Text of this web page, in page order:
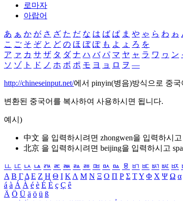
로마자
아랍어
あ ぁ か が さ ざ た だ な は ば ぱ ま や ゃ ら わ ゎ
こ ご そ ぞ と ど の ほ ぼ ぽ も よ ょ ろ を
ア ァ カ サ ザ タ ダ ナ ハ バ パ マ ヤ ャ ラ ワ ヮ ン
ソ ゾ ト ド ノ ホ ボ ポ モ ヨ ョ ロ ヲ ―
http://chineseinput.net/에서 pinyin(병음)방식으로 중
변환된 중국어를 복사하여 사용하시면 됩니다.
예시)
中文 을 입력하시려면 zhongwen을 입력하시
北京 을 입력하시려면 beijing을 입력하시고
ㅥ ㅦ ㅧ ㅨ ㅩ ㅪ ㅫ ㅬ ㅭ ㅮ ㅯ ㅰ ㅱ ㅲ ㅳ ㅴ ㅵ ㅶ
Α Β ΓΔ Ε Ζ Η Θ Ι ΚΛ Μ Ν Ξ Ο Π Ρ Σ ΤΥ Φ Χ Ψ Ω α
á à Á À é è É È ç Ç ê
Ä Ö Ü ä ö ü ß